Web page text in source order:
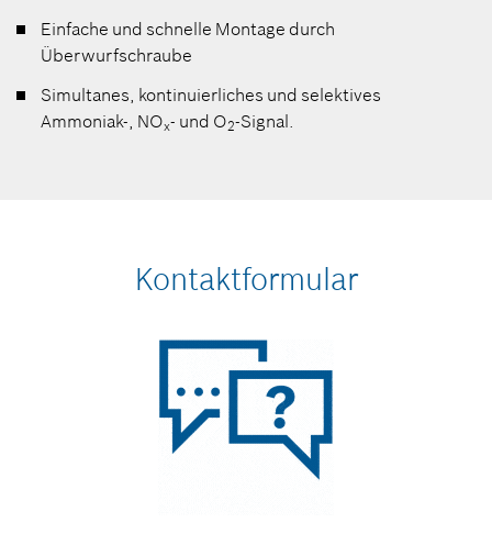
Einfache und schnelle Montage durch
Überwurfschraube
Simultanes, kontinuierliches und selektives
Ammoniak-, NOx- und O2-Signal.
Kontaktformular